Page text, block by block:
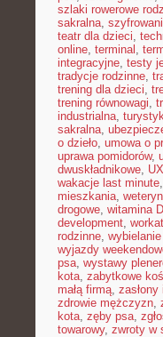
szlaki rowerowe
sakralna,
teatr dla dzieci,
online, terminal ,
integracyjne, testy
tradycje rodzinne,
trening dla dzieci,
trening równowagi,
industrialna,
sakralna,
o dzieło, umowa o
uprawa pomidorów,
dwuskładnikowe,
wakacje last minute,
mieszkania,
drogowe, witamina D
development,
rodzinne,
wyjazdy
psa, wystawy
kota, zabytkowe
małą firmą, zasłony
zdrowie mężczyzn,
kota, zęby psa,
towarowy, zwroty w